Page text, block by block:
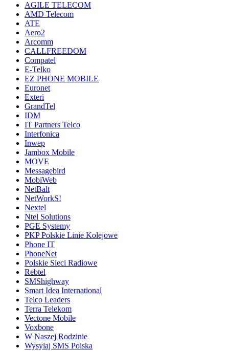
AGILE TELECOM
AMD Telecom
ATE
Aero2
Arcomm
CALLFREEDOM
Compatel
E-Telko
EZ PHONE MOBILE
Euronet
Exteri
GrandTel
IDM
IT Partners Telco
Interfonica
Inwep
Jambox Mobile
MOVE
Messagebird
MobiWeb
NetBalt
NetWorkS!
Nextel
Ntel Solutions
PGE Systemy
PKP Polskie Linie Kolejowe
Phone IT
PhoneNet
Polskie Sieci Radiowe
Rebtel
SMShighway
Smart Idea International
Telco Leaders
Terra Telekom
Vectone Mobile
Voxbone
W Naszej Rodzinie
Wysylaj SMS Polska